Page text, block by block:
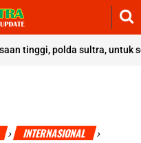
polda sultra, untuk segera
› INTERNASIONAL ›